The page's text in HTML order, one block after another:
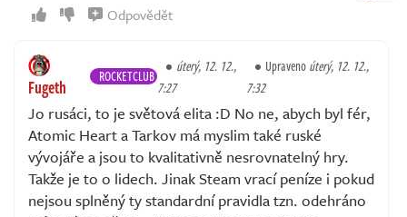
Odpovědět
Fugeth ROCKETCLUB
úterý, 12. 12.,
7:27
Upravenoúterý, 12. 12.,
7:32
Jo rusáci, to je světová elita :D No ne, abych byl fér,
Atomic Heart a Tarkov má myslim také ruské
vývojáře a jsou to kvalitativně nesrovnatelný hry.
Takže je to o lidech. Jinak Steam vrací peníze i pokud
nejsou splněný ty standardní pravidla tzn. odehráno